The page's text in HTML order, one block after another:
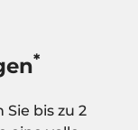
*
bis zu 2